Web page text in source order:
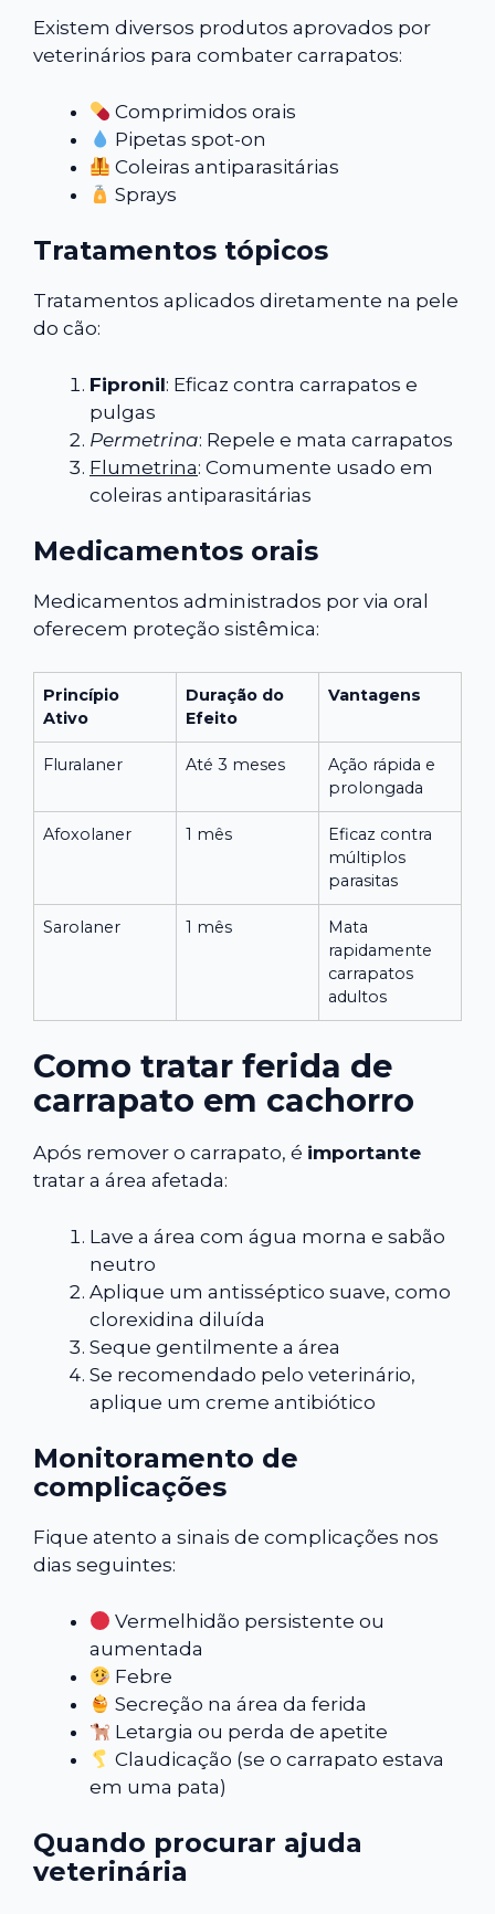
Existem diversos produtos aprovados por
veterinários para combater carrapatos:
Comprimidos orais
Pipetas spot-on
Coleiras antiparasitárias
Sprays
Tratamentos tópicos
Tratamentos aplicados diretamente na pele
do cão:
Fipronil: Eficaz contra carrapatos e
pulgas
Permetrina: Repele e mata carrapatos
Flumetrina: Comumente usado em
coleiras antiparasitárias
Medicamentos orais
Medicamentos administrados por via oral
oferecem proteção sistêmica:
Princípio
Ativo
Duração do
Efeito
Vantagens
Fluralaner Até 3 meses
Ação rápida e
prolongada
Afoxolaner 1 mês
Eficaz contra
múltiplos
parasitas
Sarolaner 1 mês
Mata
rapidamente
carrapatos
adultos
Como tratar ferida de
carrapato em cachorro
Após remover o carrapato, é importante
tratar a área afetada:
Lave a área com água morna e sabão
neutro
Aplique um antisséptico suave, como
clorexidina diluída
Seque gentilmente a área
Se recomendado pelo veterinário,
aplique um creme antibiótico
Monitoramento de
complicações
Fique atento a sinais de complicações nos
dias seguintes:
Vermelhidão persistente ou
aumentada
Febre
Secreção na área da ferida
Letargia ou perda de apetite
Claudicação (se o carrapato estava
em uma pata)
Quando procurar ajuda
veterinária